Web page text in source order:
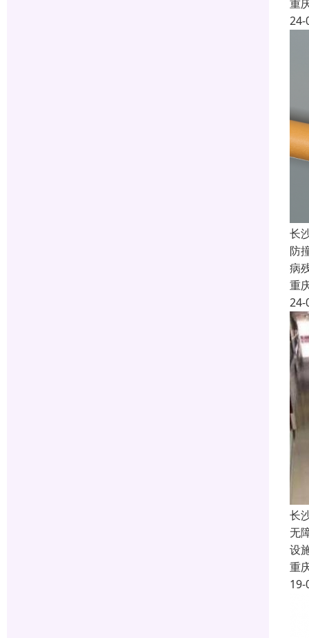
重
24-
长
防
病
重
24-
长
无
设
重
19-